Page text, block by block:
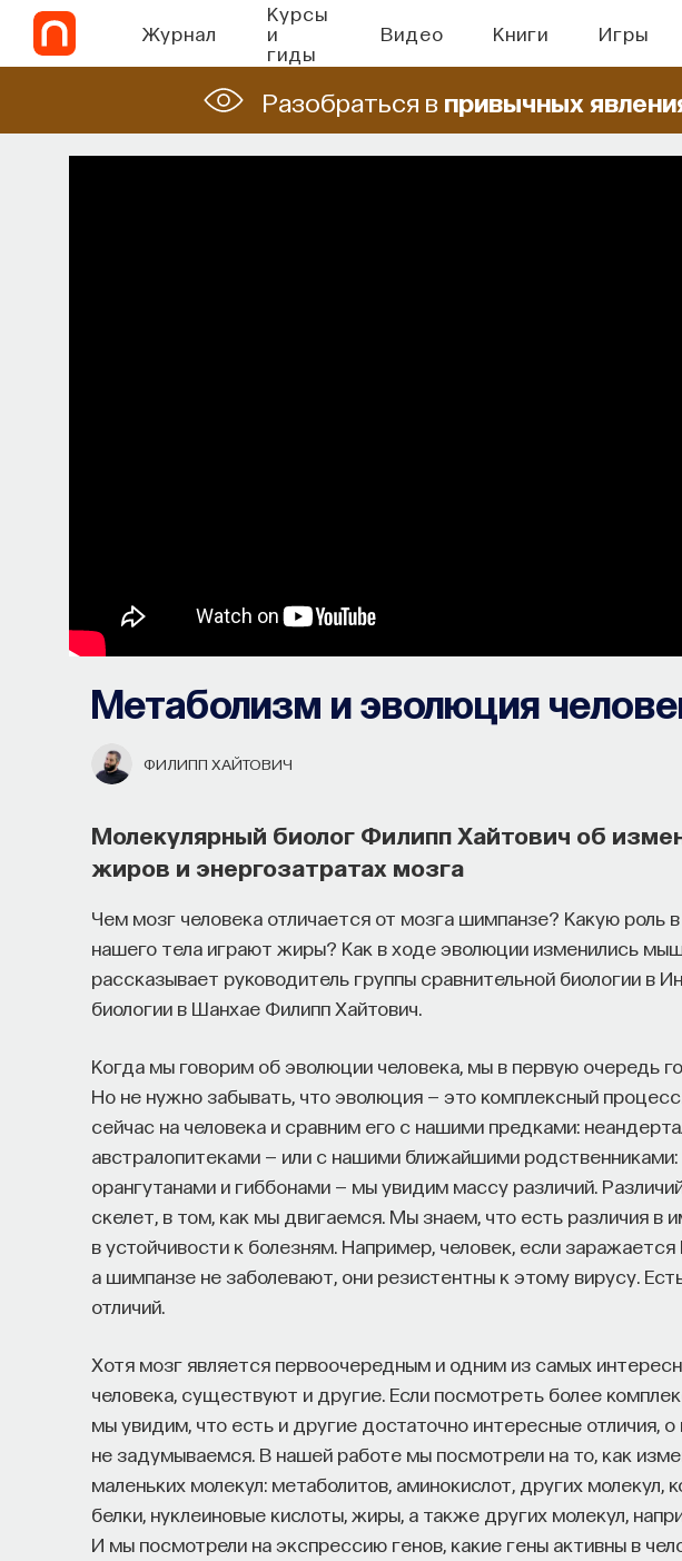
Журнал
Курсы
и
гиды
Видео Книги Игры
Разобраться в привычных
Метаболизм и эволюция
ФИЛИПП ХАЙТОВИЧ
Молекулярный биолог Филипп Хайтович об
жиров и энергозатратах мозга
Чем мозг человека отличается от мозга шимпанзе? Какую роль
нашего тела играют жиры? Как в ходе эволюции изменились
рассказывает руководитель группы сравнительной биологии в
биологии в Шанхае Филипп Хайтович.
Когда мы говорим об эволюции человека, мы в первую очередь
Но не нужно забывать, что эволюция — это комплексный
сейчас на человека и сравним его с нашими предками:
австралопитеками — или с нашими ближайшими родственниками:
орангутанами и гиббонами — мы увидим массу различий.
скелет, в том, как мы двигаемся. Мы знаем, что есть различия в
в устойчивости к болезням. Например, человек, если заражается
а шимпанзе не заболевают, они резистентны к этому вирусу.
отличий.
Хотя мозг является первоочередным и одним из самых
человека, существуют и другие. Если посмотреть более
мы увидим, что есть и другие достаточно интересные отличия,
не задумываемся. В нашей работе мы посмотрели на то, как
маленьких молекул: метаболитов, аминокислот, других
белки, нуклеиновые кислоты, жиры, а также других молекул,
И мы посмотрели на экспрессию генов, какие гены активны в